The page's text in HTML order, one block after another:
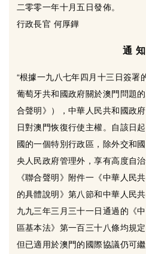
二零零一年十月五日發佈。
行政長官 何厚鏵
通 知
“根據一九八七年四月十三日簽署
葡萄牙共和國政府關於澳門問題
合聲明》），中華人民共和國政
日對澳門恢復行使主權。自該日
國的一個特別行政區，除外交和
央人民政府管理外，享有高度自治
《聯合聲明》附件一《中華人民
的具體說明》第八節和中華人民
九九三年三月三十一日通過的《
區基本法》第一百三十八條均規
但已適用於澳門的國際協議仍可繼